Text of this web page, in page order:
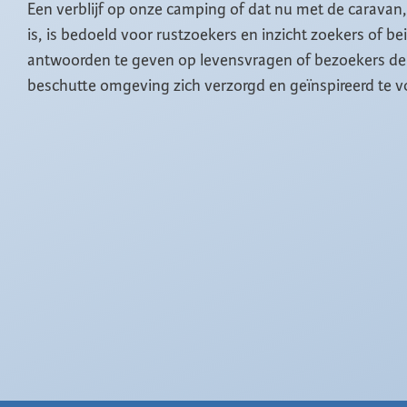
Een verblijf op onze camping of dat nu met de
is, is bedoeld voor rustzoekers en inzicht zoekers of
antwoorden te geven op levensvragen of bezoekers
beschutte omgeving zich verzorgd en geïnspireerd te